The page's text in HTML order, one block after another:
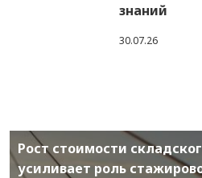
знаний
30.07.26
Рост стоимости
усиливает роль